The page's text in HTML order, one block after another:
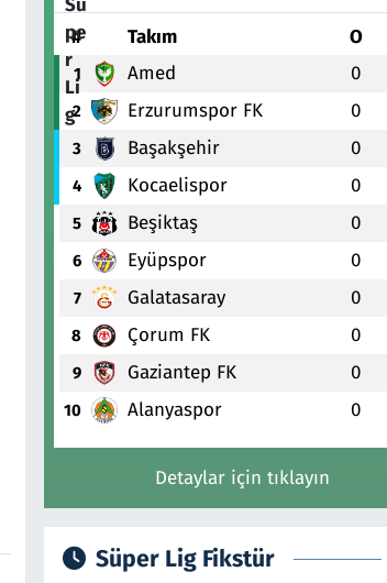
# Takım O
1 Amed 0
2 Erzurumspor FK 0
3 Başakşehir 0
4 Kocaelispor 0
5 Beşiktaş 0
6 Eyüpspor 0
7 Galatasaray 0
8 Çorum FK 0
9 Gaziantep FK 0
10 Alanyaspor 0
Detaylar için tıklayın
Süper Lig Fikstür